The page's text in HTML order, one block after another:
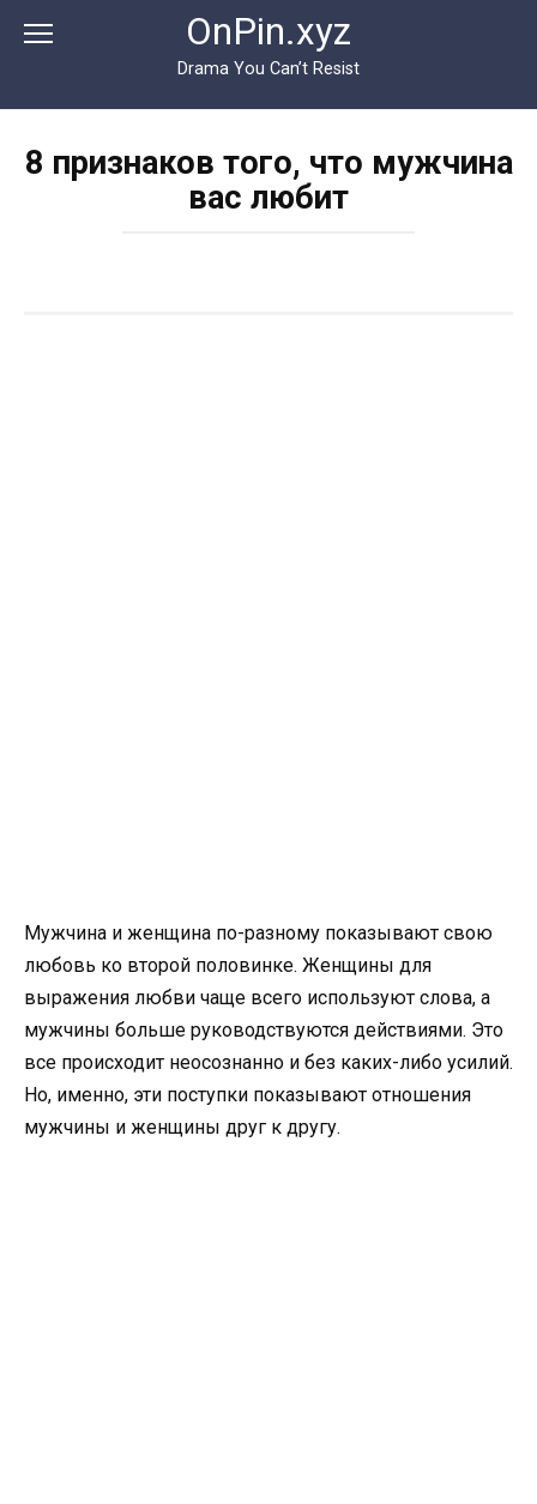
OnPin.xyz
Drama You Can’t Resist
8 признаков того, что мужчина
вас любит
Мужчина и женщина по-разному показывают свою
любовь ко второй половинке. Женщины для
выражения любви чаще всего используют слова, а
мужчины больше руководствуются действиями. Это
все происходит неосознанно и без каких-либо усилий.
Но, именно, эти поступки показывают отношения
мужчины и женщины друг к другу.